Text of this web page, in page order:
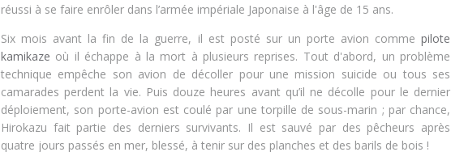
réussi à se faire enrôler dans l’armée impériale Japonaise à l'âge de 15 ans.
Six mois avant la fin de la guerre, il est posté sur un porte avion comme pilote
kamikaze où il échappe à la mort à plusieurs reprises. Tout d'abord, un problème
technique empêche son avion de décoller pour une mission suicide ou tous ses
camarades perdent la vie. Puis douze heures avant qu’il ne décolle pour le dernier
déploiement, son porte-avion est coulé par une torpille de sous-marin ; par chance,
Hirokazu fait partie des derniers survivants. Il est sauvé par des pêcheurs après
quatre jours passés en mer, blessé, à tenir sur des planches et des barils de bois !